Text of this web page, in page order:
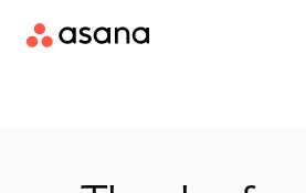
セールスチームに問い